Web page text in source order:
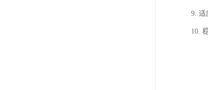
9. 适
10.